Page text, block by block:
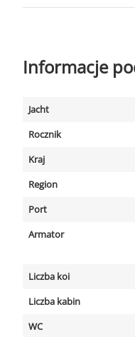
Informacje
Jacht
Rocznik
Kraj
Region
Port
Armator
Liczba koi
Liczba kabin
WC